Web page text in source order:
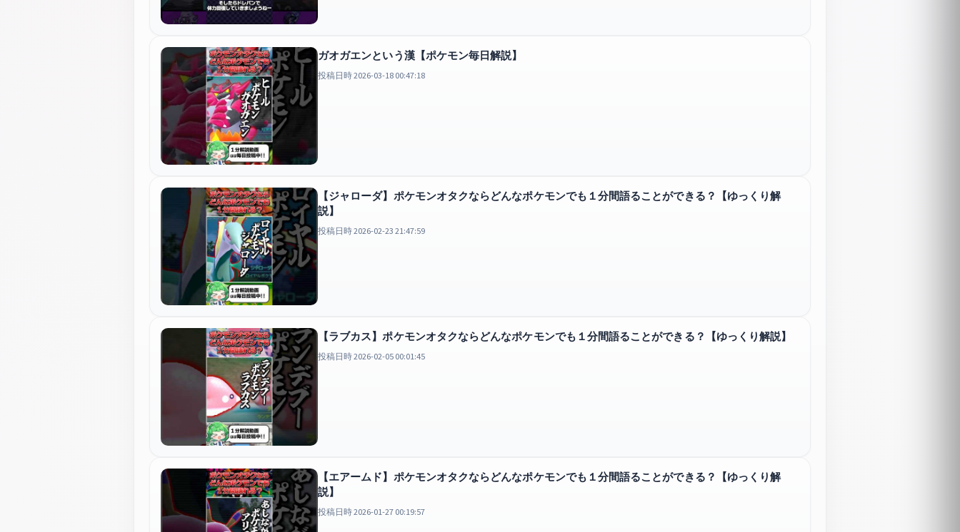
ガオガエンという漢【ポケモン毎日解説】
投稿日時 2026-03-18 00:47:18
【ジャローダ】ポケモンオタクならどんなポケモンでも１分間語ることができる？【ゆっくり解
説】
投稿日時 2026-02-23 21:47:59
【ラブカス】ポケモンオタクならどんなポケモンでも１分間語ることができる？【ゆっくり解説】
投稿日時 2026-02-05 00:01:45
【エアームド】ポケモンオタクならどんなポケモンでも１分間語ることができる？【ゆっくり解
説】
投稿日時 2026-01-27 00:19:57